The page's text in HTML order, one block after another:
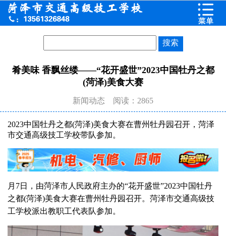
肴美味 香飘丝缕——“花开盛世”2023中国牡丹之都
(菏泽)美食大赛
新闻动态 阅读：2865
2023中国牡丹之都(菏泽)美食大赛在曹州牡丹园召开，菏泽
市交通高级技工学校带队参加。
月7日，由菏泽市人民政府主办的“花开盛世”2023中国牡丹
之都(菏泽)美食大赛在曹州牡丹园召开。菏泽市交通高级技
工学校派出教职工代表队参加。